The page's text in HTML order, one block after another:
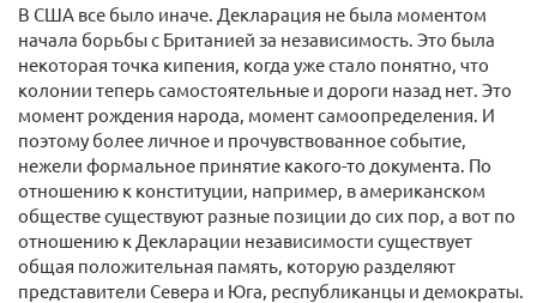
В США все было иначе. Декларация не была моментом
начала борьбы с Британией за независимость. Это была
некоторая точка кипения, когда уже стало понятно, что
колонии теперь самостоятельные и дороги назад нет. Это
момент рождения народа, момент самоопределения. И
поэтому более личное и прочувствованное событие,
нежели формальное принятие какого-то документа. По
отношению к конституции, например, в американском
обществе существуют разные позиции до сих пор, а вот по
отношению к Декларации независимости существует
общая положительная память, которую разделяют
представители Севера и Юга, республиканцы и демократы.